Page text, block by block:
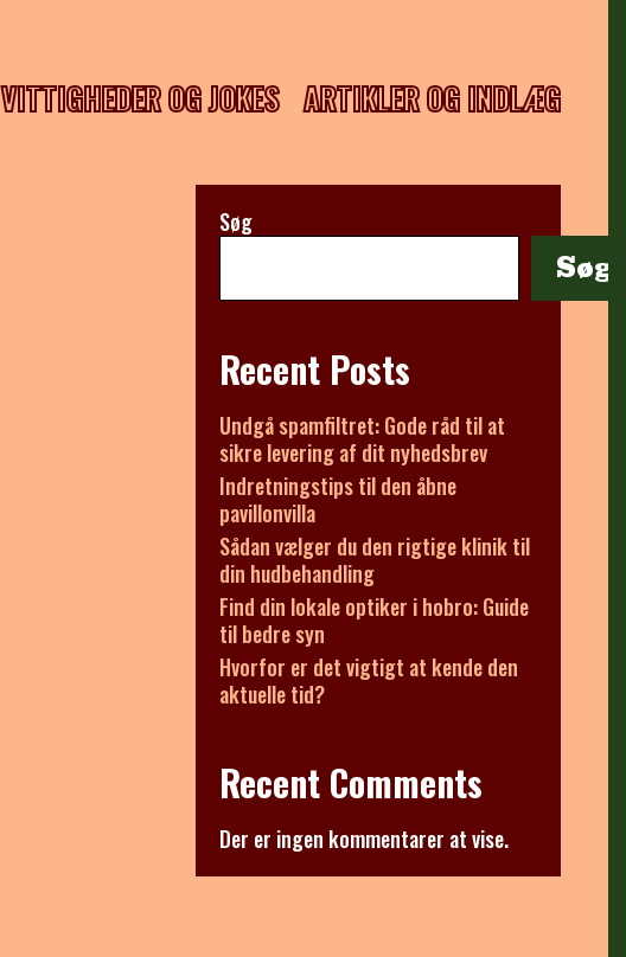
VITTIGHEDER OG JOKES ARTIKLER OG INDLÆG
Søg
Søg
Recent Posts
Undgå spamfiltret: Gode råd til at
sikre levering af dit nyhedsbrev
Indretningstips til den åbne
pavillonvilla
Sådan vælger du den rigtige klinik til
din hudbehandling
Find din lokale optiker i hobro: Guide
til bedre syn
Hvorfor er det vigtigt at kende den
aktuelle tid?
Recent Comments
Der er ingen kommentarer at vise.